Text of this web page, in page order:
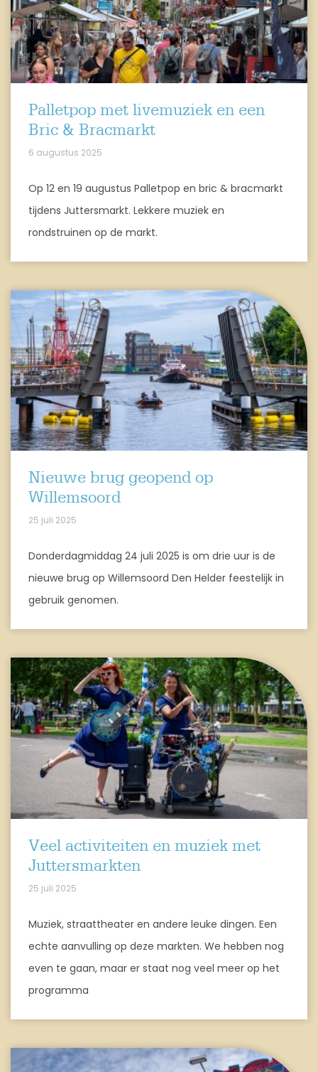
Palletpop met livemuziek en een
Bric & Bracmarkt
6 augustus 2025
Op 12 en 19 augustus Palletpop en bric & bracmarkt
tijdens Juttersmarkt. Lekkere muziek en
rondstruinen op de markt.
Nieuwe brug geopend op
Willemsoord
25 juli 2025
Donderdagmiddag 24 juli 2025 is om drie uur is de
nieuwe brug op Willemsoord Den Helder feestelijk in
gebruik genomen.
Veel activiteiten en muziek met
Juttersmarkten
25 juli 2025
Muziek, straattheater en andere leuke dingen. Een
echte aanvulling op deze markten. We hebben nog
even te gaan, maar er staat nog veel meer op het
programma